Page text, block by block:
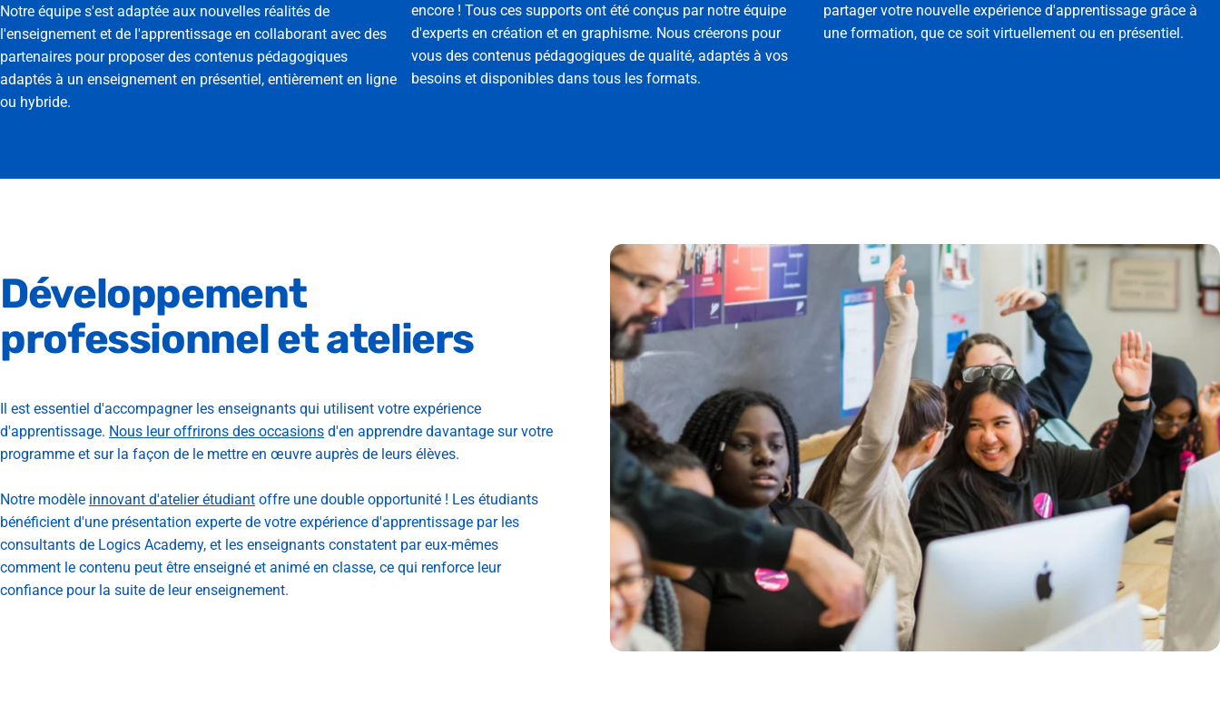
Notre équipe s'est adaptée aux nouvelles réalités de
l'enseignement et de l'apprentissage en collaborant avec des
partenaires pour proposer des contenus pédagogiques
adaptés à un enseignement en présentiel, entièrement en ligne
ou hybride.
encore ! Tous ces supports ont été conçus par notre équipe
d'experts en création et en graphisme. Nous créerons pour
vous des contenus pédagogiques de qualité, adaptés à vos
besoins et disponibles dans tous les formats.
partager votre nouvelle expérience d'apprentissage grâce à
une formation, que ce soit virtuellement ou en présentiel.
Développement
professionneletateliers
Il est essentiel d'accompagner les enseignants qui utilisent votre expérience
d'apprentissage. Nous leur offrirons des occasions d'en apprendre davantage sur votre
programme et sur la façon de le mettre en œuvre auprès de leurs élèves.
Notre modèle innovant d'atelier étudiant offre une double opportunité ! Les étudiants
bénéficient d'une présentation experte de votre expérience d'apprentissage par les
consultants de Logics Academy, et les enseignants constatent par eux-mêmes
comment le contenu peut être enseigné et animé en classe, ce qui renforce leur
confiance pour la suite de leur enseignement.